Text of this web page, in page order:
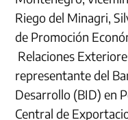
Riego del Minagri,
de Promoción
Relaciones
representante del
Desarrollo (BID) en
Central de